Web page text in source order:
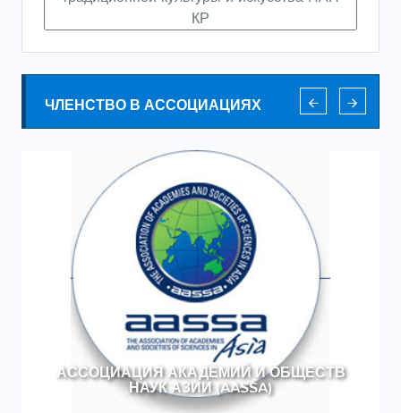
КР
ЧЛЕНСТВО В АССОЦИАЦИЯХ
АССОЦИАЦИЯ АКАДЕМИЙ И ОБЩЕСТВ
НАУК АЗИИ (AASSA)